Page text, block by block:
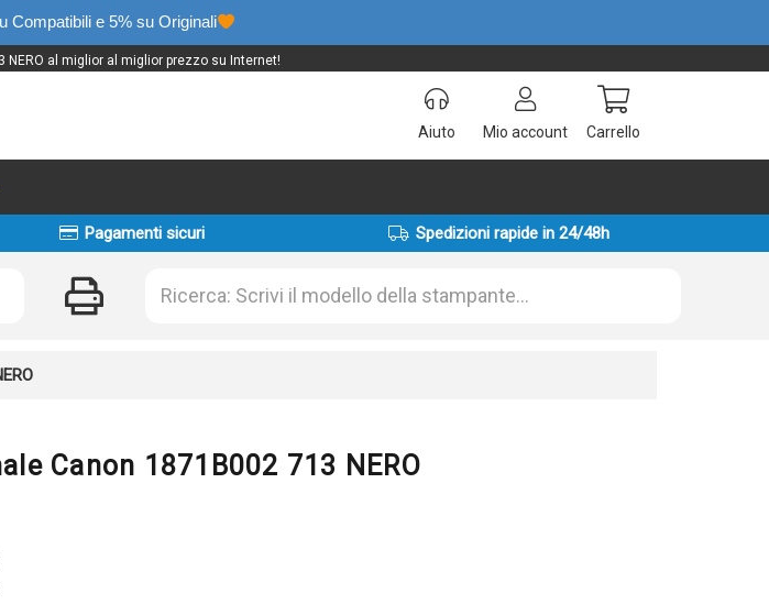
Compatibili e 5% su Originali
NERO al miglior al miglior prezzo su Internet!
Aiuto Mio account Carrello
Pagamenti sicuri Spedizioni rapide in 24/48h
Canon 1871B002 713 NERO